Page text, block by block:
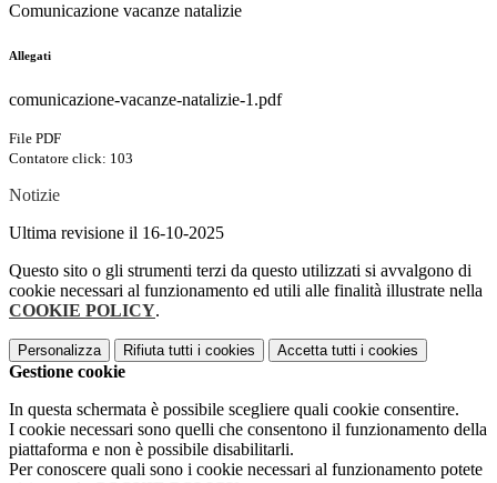
Comunicazione vacanze natalizie
Allegati
comunicazione-vacanze-natalizie-1.pdf
File PDF
Contatore click: 103
Notizie
Ultima revisione il 16-10-2025
Questo sito o gli strumenti terzi da questo utilizzati si avvalgono di
cookie necessari al funzionamento ed utili alle finalità illustrate nella
COOKIE POLICY.
Personalizza Rifiuta tutti i cookies Accetta tutti i cookies
Gestione cookie
In questa schermata è possibile scegliere quali cookie consentire.
I cookie necessari sono quelli che consentono il funzionamento della
piattaforma e non è possibile disabilitarli.
Per conoscere quali sono i cookie necessari al funzionamento potete